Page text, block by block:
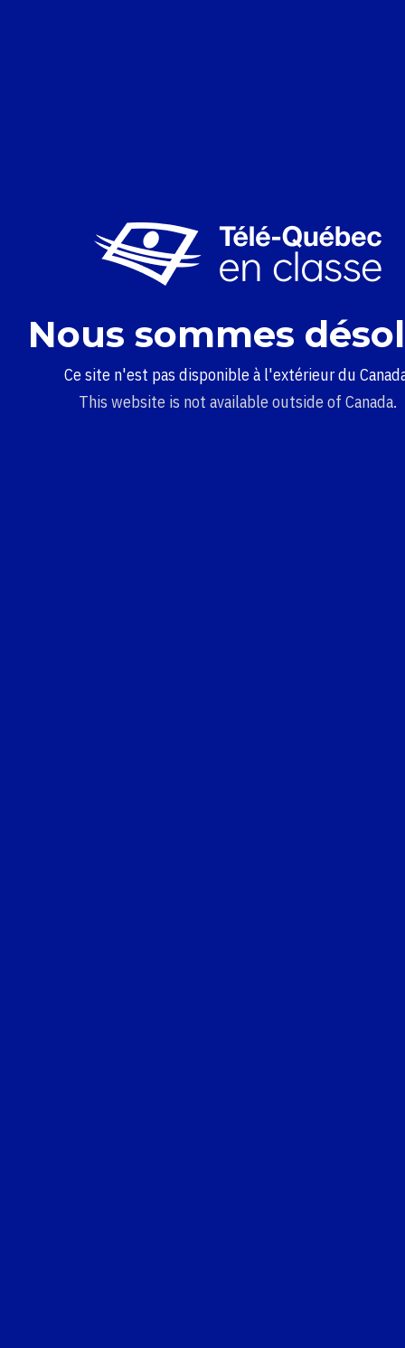
Nous sommes
Ce site n'est pas disponible à l'extérieur du
This website is not available outside of Canada.